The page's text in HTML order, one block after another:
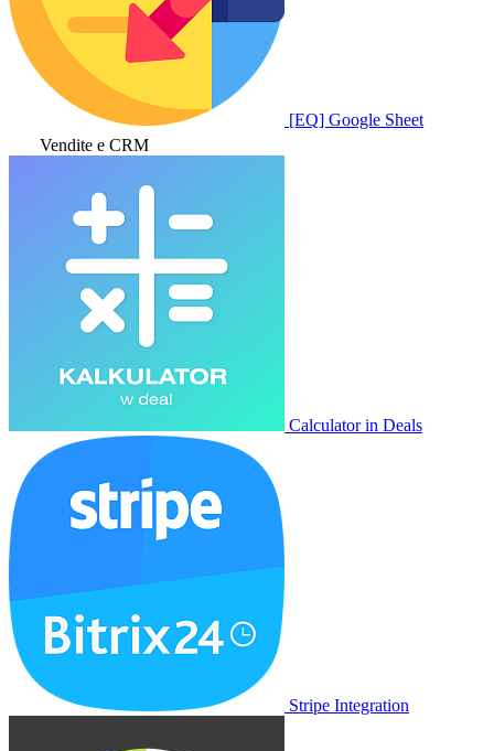
[EQ] Google Sheet
Vendite e CRM
Calculator in Deals
Stripe Integration